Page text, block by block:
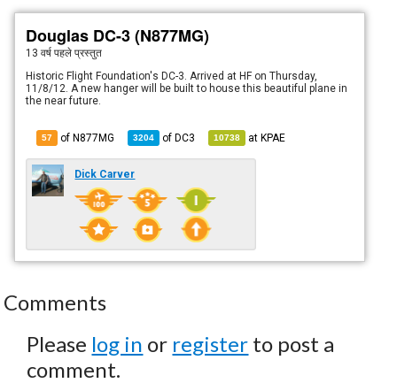
Douglas DC-3 (N877MG)
13 वर्ष पहले प्रस्तुत
Historic Flight Foundation's DC-3. Arrived at HF on Thursday,
11/8/12. A new hanger will be built to house this beautiful plane in
the near future.
57 of N877MG 3204 ofDC3 10738 atKPAE
Dick Carver
Comments
Please log in or register to post a
comment.